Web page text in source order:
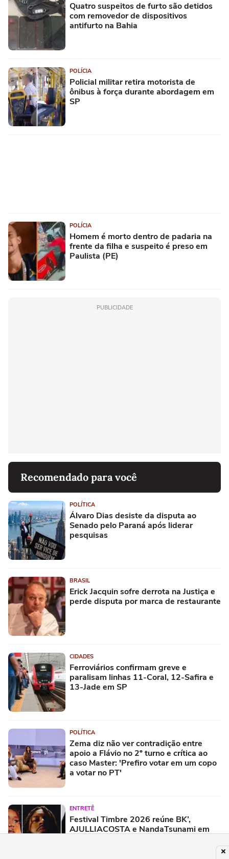
Quatro suspeitos de furto são detidos
com removedor de dispositivos
antifurto na Bahia
POLÍCIA
Policial militar retira motorista de
ônibus à força durante abordagem em
SP
POLÍCIA
Homem é morto dentro de padaria na
frente da filha e suspeito é preso em
Paulista (PE)
PUBLICIDADE
Recomendado para você
POLÍTICA
Álvaro Dias desiste da disputa ao
Senado pelo Paraná após liderar
pesquisas
BRASIL
Erick Jacquin sofre derrota na Justiça e
perde disputa por marca de restaurante
CIDADES
Ferroviários confirmam greve e
paralisam linhas 11-Coral, 12-Safira e
13-Jade em SP
POLÍTICA
Zema diz não ver contradição entre
apoio a Flávio no 2º turno e crítica ao
caso Master: 'Prefiro votar em um copo
a votar no PT'
ENTRETÊ
Festival Timbre 2026 reúne BK’,
AJULLIACOSTA e NandaTsunami em